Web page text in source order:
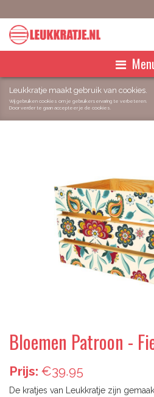
Maak het
Kant en
Zoeken
Leukkratje maakt gebruik van cookies.
Wij gebruiken cookies om je gebruikerservaring te verbeteren.
Door verder te gaan accepteer je de cookies.
Bloemen Patroon -
Prijs: €39.95
De kratjes van Leukkratje zijn